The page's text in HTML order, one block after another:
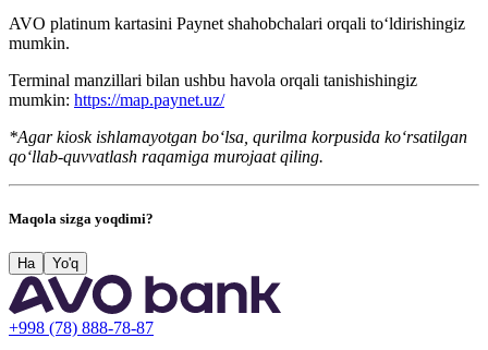
AVO platinum kartasini Paynet shahobchalari orqali toʻldirishingiz
mumkin.
Terminal manzillari bilan ushbu havola orqali tanishishingiz
mumkin: https://map.paynet.uz/
*Agar kiosk ishlamayotgan bo‘lsa, qurilma korpusida ko‘rsatilgan
qo‘llab-quvvatlash raqamiga murojaat qiling.
Maqola sizga yoqdimi?
Ha Yo'q
+998 (78) 888-78-87